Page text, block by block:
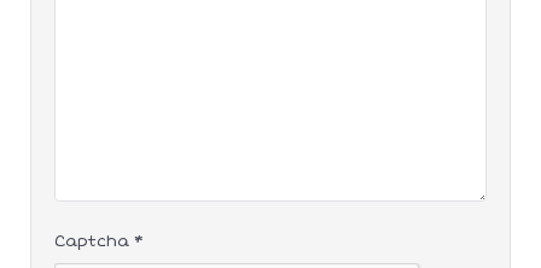
Captcha *